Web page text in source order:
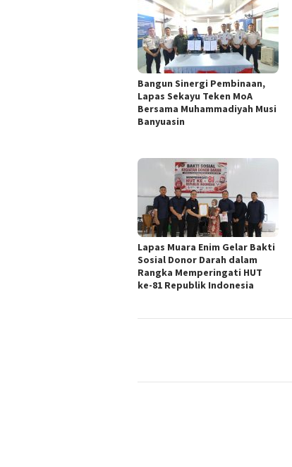
Bangun Sinergi Pembinaan,
Lapas Sekayu Teken MoA
Bersama Muhammadiyah Musi
Banyuasin
Lapas Muara Enim Gelar Bakti
Sosial Donor Darah dalam
Rangka Memperingati HUT
ke-81 Republik Indonesia